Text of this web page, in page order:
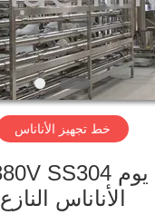
خط تجهيز الأناناس
الأناناس النازع